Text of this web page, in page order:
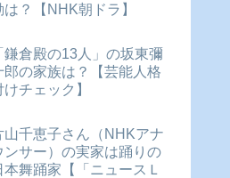
は？【NHK朝ドラ】
鎌倉殿の13人」の坂東彌
郎の家族は？【芸能人格
けチェック】
山千恵子さん（NHKアナ
ンサー）の実家は踊りの
本舞踊家【「ニュースＬ